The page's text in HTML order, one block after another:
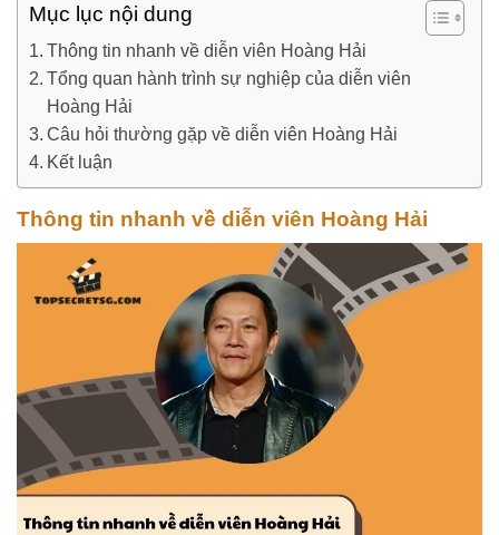
Mục lục nội dung
Thông tin nhanh về diễn viên Hoàng Hải
Tổng quan hành trình sự nghiệp của diễn viên
Hoàng Hải
Câu hỏi thường gặp về diễn viên Hoàng Hải
Kết luận
Thông tin nhanh về diễn viên Hoàng Hải